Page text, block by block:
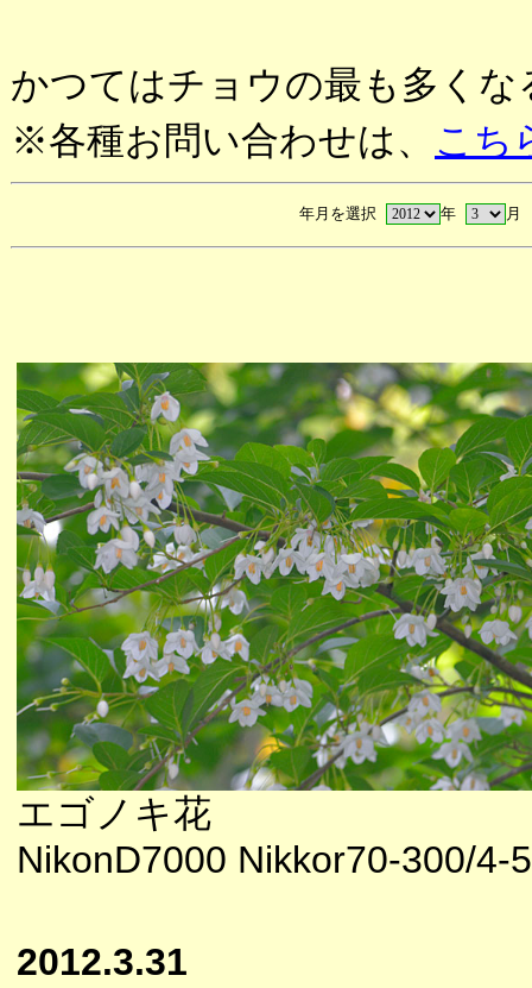
かつてはチョウの最も多く
※各種お問い合わせは、 こち
年月を選択 年 月
エゴノキ花
NikonD7000 Nikkor70-300/4-
2012.3.31